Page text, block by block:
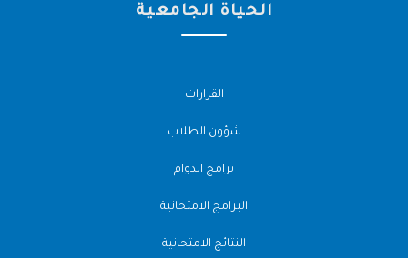
الحياة الجامعية
القرارات
شؤون الطلاب
برامج الدوام
البرامج الامتحانية
النتائج الامتحانية